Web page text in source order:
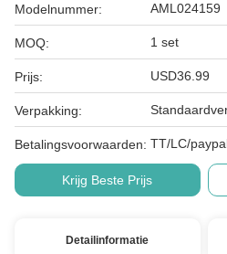
Modelnummer: AML024159
MOQ: 1 set
Prijs: USD36.99
Verpakking:
Betalingsvoorwaarden: TT/LC/
Krijg Beste Prijs
Detailinformatie